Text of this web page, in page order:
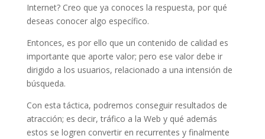
Internet? Creo que ya conoces la respuesta, por qué
deseas conocer algo específico.
Entonces, es por ello que un contenido de calidad es
importante que aporte valor; pero ese valor debe ir
dirigido a los usuarios, relacionado a una intensión de
búsqueda.
Con esta táctica, podremos conseguir resultados de
atracción; es decir, tráfico a la Web y qué además
estos se logren convertir en recurrentes y finalmente